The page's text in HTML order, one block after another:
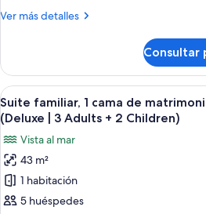
3
matrimonio
al
mar
(Deluxe
3
Adults
+
1
Ver más detalles
Más
familiar,
cama
de
matrimonio
grande,
vistas
al
mar
(Deluxe
Consultar
Abrir
todas
las
fotos
de
Suite
familiar,
Una
7
Suite familiar, 1 cama de
(Deluxe | 3 Adults + 2 Children)
Vista al mar
43 m²
1 habitación
5 huéspedes